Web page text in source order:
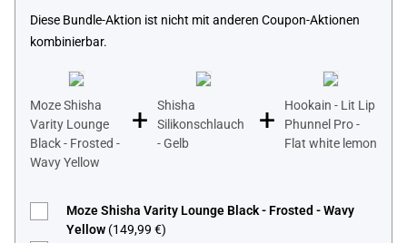
Diese Bundle-Aktion ist nicht mit anderen Coupon-Aktionen
kombinierbar.
Moze Shisha
Varity Lounge
Black - Frosted -
Wavy Yellow
+
Shisha
Silikonschlauch
- Gelb
+
Hookain - Lit Lip
Phunnel Pro -
Flat white lemon
Moze Shisha Varity Lounge Black - Frosted - Wavy
Yellow(149,99 €)